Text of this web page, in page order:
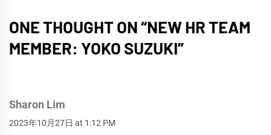
ONE THOUGHT ON “NEW HR TEAM
MEMBER: YOKO SUZUKI”
Sharon Lim
2023年10月27日 at 1:12 PM